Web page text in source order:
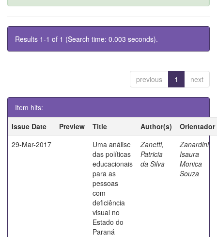
Results 1-1 of 1 (Search time: 0.003 seconds).
previous 1 next
Item hits:
Issue Date
Preview Title Author(s)
Orientador
29-Mar-2017
Uma análise
das políticas
educacionais
para as
pessoas
com
deficiência
visual no
Estado do
Paraná
Zanetti,
Patricia
da Silva
Zanardini,
Isaura
Monica
Souza